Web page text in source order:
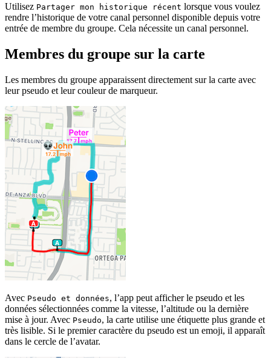
Utilisez Partager mon historique récent lorsque vous voulez
rendre l’historique de votre canal personnel disponible depuis votre
entrée de membre du groupe. Cela nécessite un canal personnel.
Membres du groupe sur la carte
Les membres du groupe apparaissent directement sur la carte avec
leur pseudo et leur couleur de marqueur.
Avec Pseudo et données, l’app peut afficher le pseudo et les
données sélectionnées comme la vitesse, l’altitude ou la dernière
mise à jour. Avec Pseudo, la carte utilise une étiquette plus grande et
très lisible. Si le premier caractère du pseudo est un emoji, il apparaît
dans le cercle de l’avatar.